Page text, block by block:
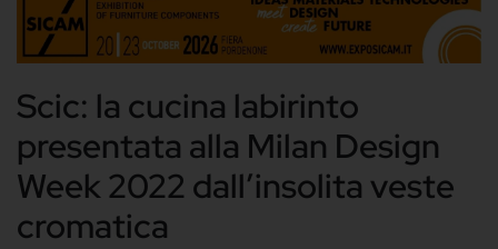
Scic: la cucina labirinto
presentata alla Milan Design
Week 2022 dall’insolita veste
cromatica